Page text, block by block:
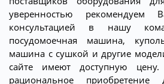
уверенностью рекомендуем
консультацией в нашу
посудомоечная машина,
машина с сушкой и другие
сайте имеют доступную цену.
рациональное